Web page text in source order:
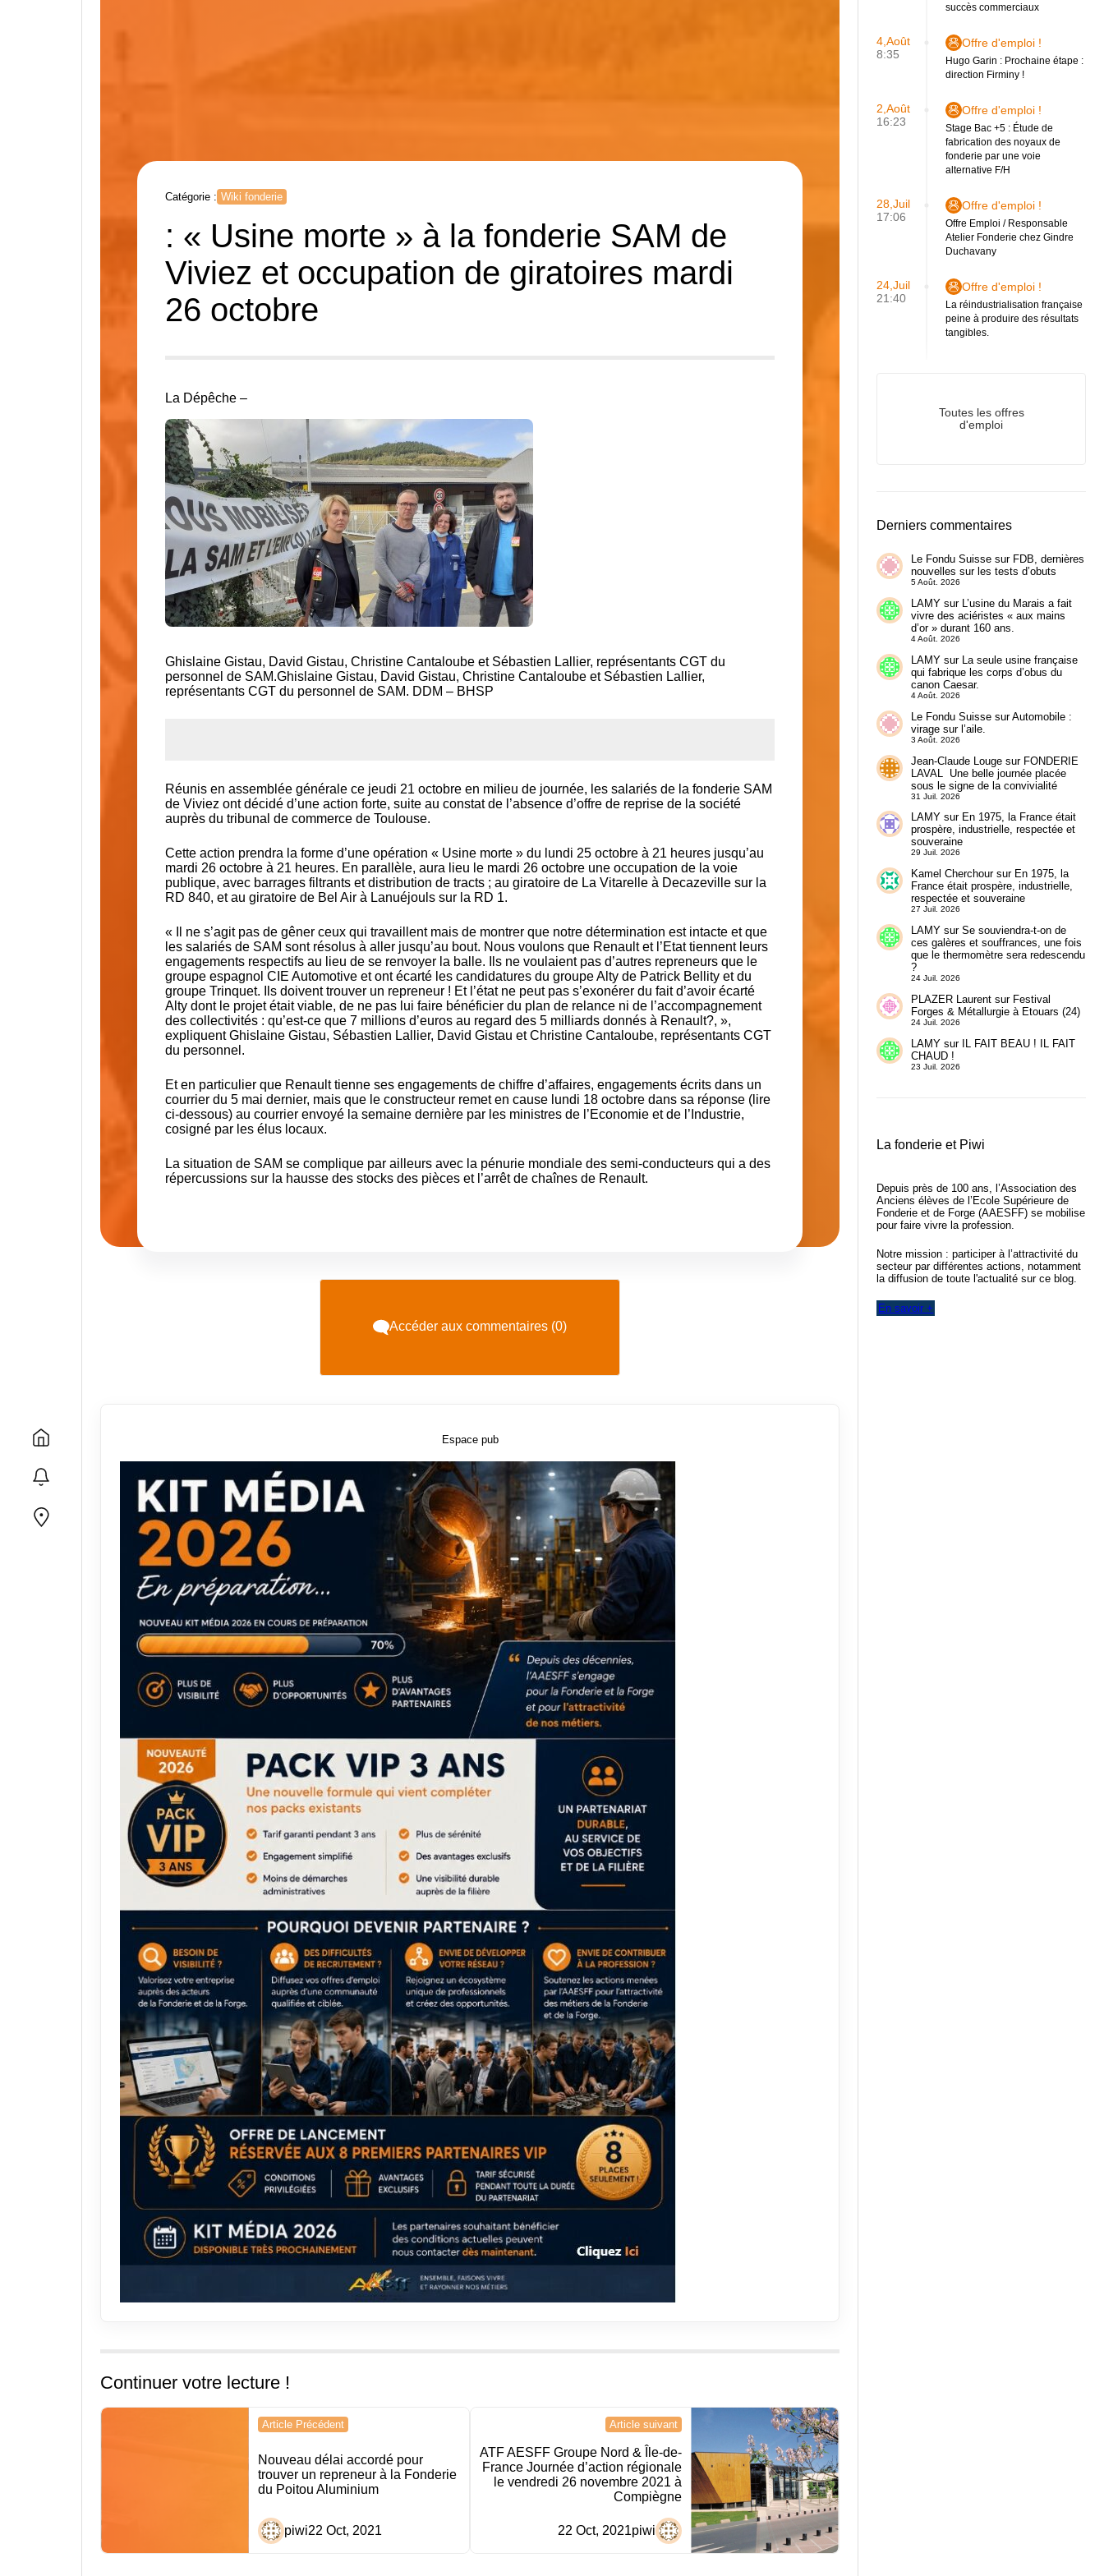
Catégorie : Wiki fonderie
: « Usine morte » à la fonderie SAM de
Viviez et occupation de giratoires mardi
26 octobre
La Dépêche –
Ghislaine Gistau, David Gistau, Christine Cantaloube et Sébastien Lallier, représentants CGT du
personnel de SAM.Ghislaine Gistau, David Gistau, Christine Cantaloube et Sébastien Lallier,
représentants CGT du personnel de SAM. DDM – BHSP
Réunis en assemblée générale ce jeudi 21 octobre en milieu de journée, les salariés de la fonderie SAM
de Viviez ont décidé d’une action forte, suite au constat de l’absence d’offre de reprise de la société
auprès du tribunal de commerce de Toulouse.
Cette action prendra la forme d’une opération « Usine morte » du lundi 25 octobre à 21 heures jusqu’au
mardi 26 octobre à 21 heures. En parallèle, aura lieu le mardi 26 octobre une occupation de la voie
publique, avec barrages filtrants et distribution de tracts ; au giratoire de La Vitarelle à Decazeville sur la
RD 840, et au giratoire de Bel Air à Lanuéjouls sur la RD 1.
« Il ne s’agit pas de gêner ceux qui travaillent mais de montrer que notre détermination est intacte et que
les salariés de SAM sont résolus à aller jusqu’au bout. Nous voulons que Renault et l’Etat tiennent leurs
engagements respectifs au lieu de se renvoyer la balle. Ils ne voulaient pas d’autres repreneurs que le
groupe espagnol CIE Automotive et ont écarté les candidatures du groupe Alty de Patrick Bellity et du
groupe Trinquet. Ils doivent trouver un repreneur ! Et l’état ne peut pas s’exonérer du fait d’avoir écarté
Alty dont le projet était viable, de ne pas lui faire bénéficier du plan de relance ni de l’accompagnement
des collectivités : qu’est-ce que 7 millions d’euros au regard des 5 milliards donnés à Renault?, »,
expliquent Ghislaine Gistau, Sébastien Lallier, David Gistau et Christine Cantaloube, représentants CGT
du personnel.
Et en particulier que Renault tienne ses engagements de chiffre d’affaires, engagements écrits dans un
courrier du 5 mai dernier, mais que le constructeur remet en cause lundi 18 octobre dans sa réponse (lire
ci-dessous) au courrier envoyé la semaine dernière par les ministres de l’Economie et de l’Industrie,
cosigné par les élus locaux.
La situation de SAM se complique par ailleurs avec la pénurie mondiale des semi-conducteurs qui a des
répercussions sur la hausse des stocks des pièces et l’arrêt de chaînes de Renault.
Accéder aux commentaires (0)
Espace pub
Continuer votre lecture !
Navigation
de
Article Précédent
Nouveau délai accordé pour
trouver un repreneur à la Fonderie
du Poitou Aluminium
piwi22 Oct, 2021
Article suivant
ATF AESFF Groupe Nord & Île-de-
France Journée d’action régionale
le vendredi 26 novembre 2021 à
Compiègne
piwi
22 Oct, 2021
succès commerciaux
4,Août
8:35
Offre d'emploi !
Hugo Garin : Prochaine étape :
direction Firminy !
2,Août
16:23
Offre d'emploi !
Stage Bac +5 : Étude de
fabrication des noyaux de
fonderie par une voie
alternative F/H
28,Juil
17:06
Offre d'emploi !
Offre Emploi / Responsable
Atelier Fonderie chez Gindre
Duchavany
24,Juil
21:40
Offre d'emploi !
La réindustrialisation française
peine à produire des résultats
tangibles.
Toutes les offres
d'emploi
Derniers commentaires
Le Fondu Suissesur FDB, dernières
nouvelles sur les tests d’obuts
5 Août. 2026
LAMYsur L’usine du Marais a fait
vivre des aciéristes « aux mains
d’or » durant 160 ans.
4 Août. 2026
LAMYsur La seule usine française
qui fabrique les corps d’obus du
canon Caesar.
4 Août. 2026
Le Fondu SuissesurAutomobile :
virage sur l’aile.
3 Août. 2026
Jean-Claude Lougesur FONDERIE
LAVAL Une belle journée placée
sous le signe de la convivialité
31 Juil. 2026
LAMYsur En 1975, la France était
prospère, industrielle, respectée et
souveraine
29 Juil. 2026
Kamel Cherchoursur En 1975, la
France était prospère, industrielle,
respectée et souveraine
27 Juil. 2026
LAMYsur Se souviendra-t-on de
ces galères et souffrances, une fois
que le thermomètre sera redescendu
?
24 Juil. 2026
PLAZER Laurentsur Festival
Forges & Métallurgie à Etouars (24)
24 Juil. 2026
LAMYsur IL FAIT BEAU ! IL FAIT
CHAUD !
23 Juil. 2026
La fonderie et Piwi
Depuis près de 100 ans, l’Association des
Anciens élèves de l’Ecole Supérieure de
Fonderie et de Forge (AAESFF) se mobilise
pour faire vivre la profession.
Notre mission : participer à l’attractivité du
secteur par différentes actions, notamment
la diffusion de toute l'actualité sur ce blog.
En savoir +